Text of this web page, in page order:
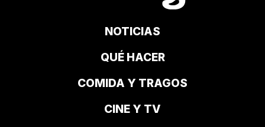
NOTICIAS
QUÉ HACER
COMIDA Y TRAGOS
CINE Y TV